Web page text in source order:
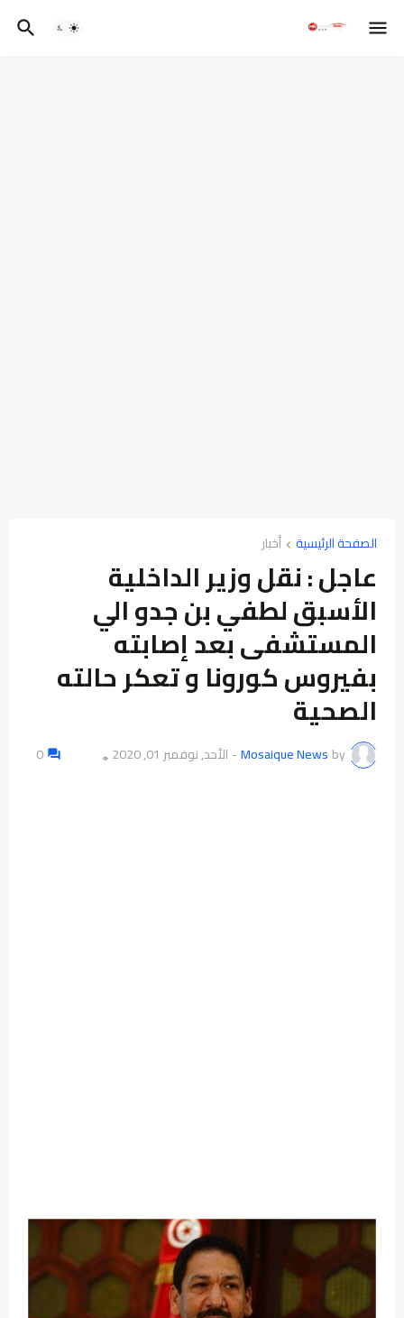
الصفحة الرئيسية أخبار
عاجل ‏: ‏نقل ‏وزير ‏الداخلية
‏الأسبق ‏لطفي ‏بن جدو ‏الي
‏المستشفى ‏بعد ‏إصابته
‏بفيروس ‏كورونا ‏و ‏تعكر ‏حالته
‏الصحية ‏
by
Mosaique News
- الأحد, نوفمبر 01, 2020 👁️
0